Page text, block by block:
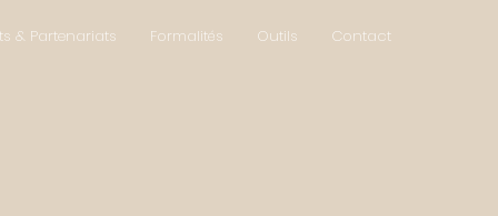
& Partenariats Formalités Outils Contact